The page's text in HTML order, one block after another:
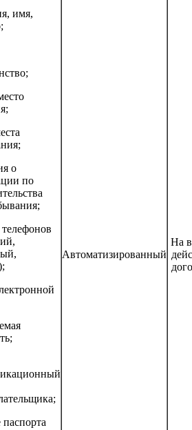
имя,
о
по
Автоматизированный
На